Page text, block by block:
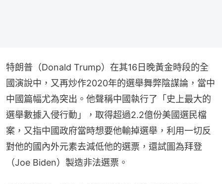
特朗普（Donald Trump）在其16日晚黃金時段的全
國演說中，又再炒作2020年的選舉舞弊陰謀論，當中
中國篇幅尤為突出。他聲稱中國執行了「史上最大的
選舉數據入侵行動」，取得超過2.2億份美國選民檔
案，又指中國政府當時想要他輸掉選舉，利用一切反
對他的國內外元素去減低他的選票，還試圖為拜登
（Joe Biden）製造非法選票。